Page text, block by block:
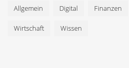
Allgemein Digital Finanzen
Wirtschaft Wissen